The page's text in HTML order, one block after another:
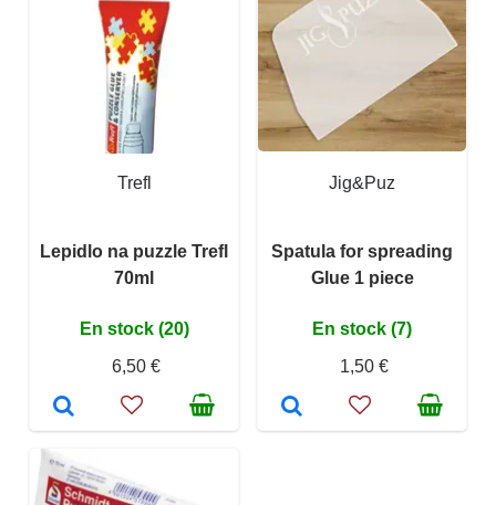
Trefl
Lepidlo na puzzle Trefl
70ml
En stock (20)
6,50 €
Jig&Puz
Spatula for spreading
Glue 1 piece
En stock (7)
1,50 €